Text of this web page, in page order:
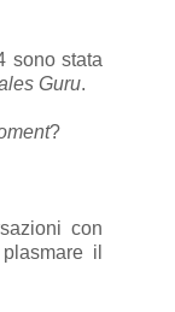
sono stata
Guru.
?
con
il